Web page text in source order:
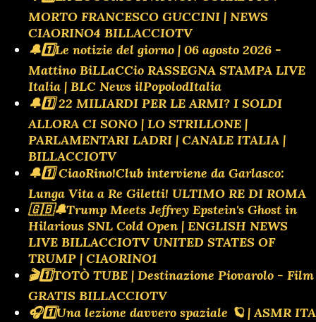
MORTO FRANCESCO GUCCINI | NEWS
CIAORINO4 BILLACCIOTV
🔔1️⃣Le notizie del giorno | 06 agosto 2026 -
Mattino BiLLaCCio RASSEGNA STAMPA LIVE
Italia | BLC News ilPopolodItalia
🔔1️⃣ 22 MILIARDI PER LE ARMI? I SOLDI
ALLORA CI SONO | LO STRILLONE |
PARLAMENTARI LADRI | CANALE ITALIA |
BILLACCIOTV
🔔1️⃣ CiaoRino!Club interviene da Garlasco:
Lunga Vita a Re Giletti! ULTIMO RE DI ROMA
🇬🇧🔔Trump Meets Jeffrey Epstein's Ghost in
Hilarious SNL Cold Open | ENGLISH NEWS
LIVE BILLACCIOTV UNITED STATES OF
TRUMP | CIAORINO1
🎬1️⃣TOTÒ TUBE | Destinazione Piovarolo - Film
GRATIS BILLACCIOTV
🎧1️⃣Una lezione davvero spaziale 🪐 | ASMR ITA